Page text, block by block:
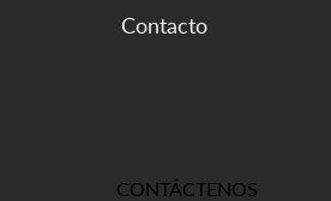
CONTÁCTENOS